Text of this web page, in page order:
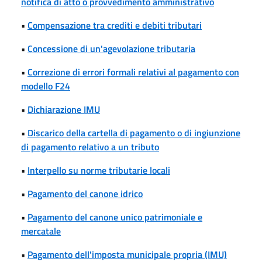
• Compensazione tra crediti e debiti tributari
• Concessione di un'agevolazione tributaria
• Correzione di errori formali relativi al pagamento con
modello F24
• Dichiarazione IMU
• Discarico della cartella di pagamento o di ingiunzione
di pagamento relativo a un tributo
• Interpello su norme tributarie locali
• Pagamento del canone idrico
• Pagamento del canone unico patrimoniale e
mercatale
• Pagamento dell'imposta municipale propria (IMU)